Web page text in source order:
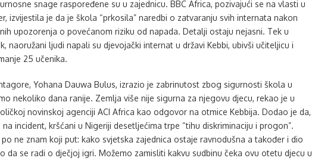
snage raspoređene su u zajednicu. BBC Africa, pozivajući se na vlasti u
izvijestila je da je škola “prkosila” naredbi o zatvaranju svih internata nakon
upozorenja o povećanom riziku od napada. Detalji ostaju nejasni. Tek u
naoružani ljudi napali su djevojački internat u državi Kebbi, ubivši učiteljicu i
25 učenika.
Yohana Dauwa Bulus, izrazio je zabrinutost zbog sigurnosti škola u
nekoliko dana ranije. Zemlja više nije sigurna za njegovu djecu, rekao je u
novinskoj agenciji ACI Africa kao odgovor na otmice Kebbija. Dodao je da,
na incident, kršćani u Nigeriji desetljećima trpe “tihu diskriminaciju i progon”.
ne znam koji put: kako svjetska zajednica ostaje ravnodušna a također i dio
da se radi o dječjoj igri. Možemo zamisliti kakvu sudbinu čeka ovu otetu djecu u